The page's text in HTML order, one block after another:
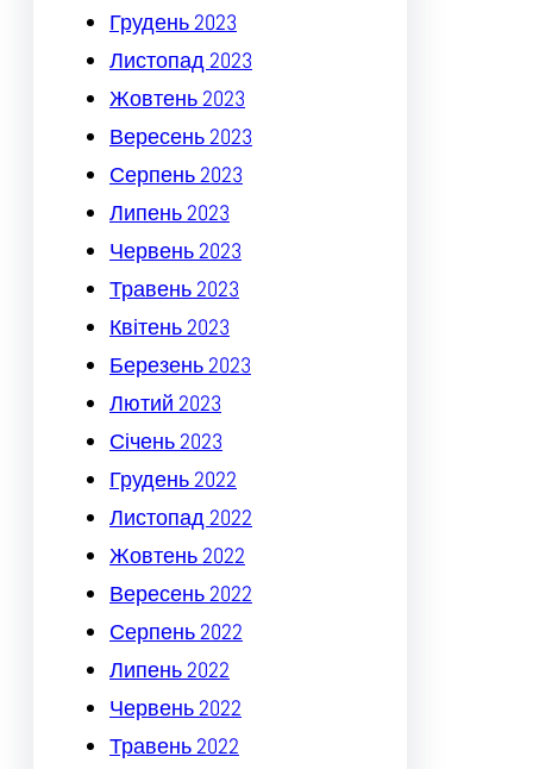
Грудень 2023
Листопад 2023
Жовтень 2023
Вересень 2023
Серпень 2023
Липень 2023
Червень 2023
Травень 2023
Квітень 2023
Березень 2023
Лютий 2023
Січень 2023
Грудень 2022
Листопад 2022
Жовтень 2022
Вересень 2022
Серпень 2022
Липень 2022
Червень 2022
Травень 2022